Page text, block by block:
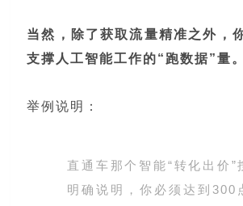
当然，除了获取流量精准之外，
支撑人工智能工作的“跑数据”量。
举例说明：
直通车那个智能“转化出价”
明确说明，你必须达到300